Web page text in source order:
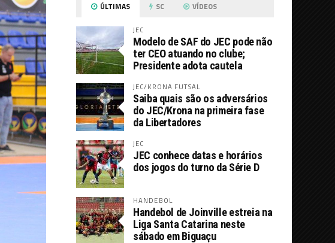
ÚLTIMAS SC VÍDEOS
JEC
Modelo de SAF do JEC pode não
ter CEO atuando no clube;
Presidente adota cautela
JEC/KRONA FUTSAL
Saiba quais são os adversários
do JEC/Krona na primeira fase
da Libertadores
JEC
JEC conhece datas e horários
dos jogos do turno da Série D
HANDEBOL
Handebol de Joinville estreia na
Liga Santa Catarina neste
sábado em Biguaçu